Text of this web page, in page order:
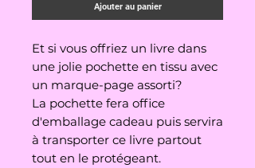
Ajouter au panier
Et si vous offriez un livre dans
une jolie pochette en tissu avec
un marque-page assorti?
La pochette fera office
d'emballage cadeau puis servira
à transporter ce livre partout
tout en le protégeant.